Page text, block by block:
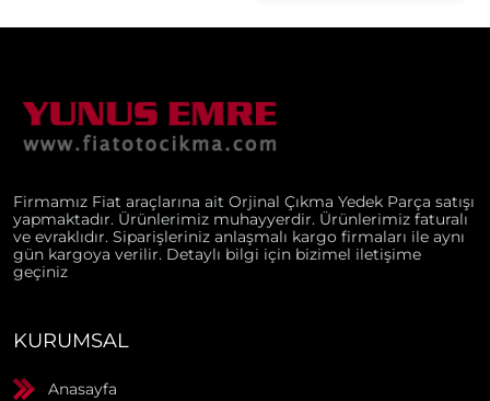
Firmamız Fiat araçlarına ait Orjinal Çıkma Yedek Parça satışı
yapmaktadır. Ürünlerimiz muhayyerdir. Ürünlerimiz faturalı
ve evraklıdır. Siparişleriniz anlaşmalı kargo firmaları ile aynı
gün kargoya verilir. Detaylı bilgi için bizimel iletişime
geçiniz
KURUMSAL
Anasayfa